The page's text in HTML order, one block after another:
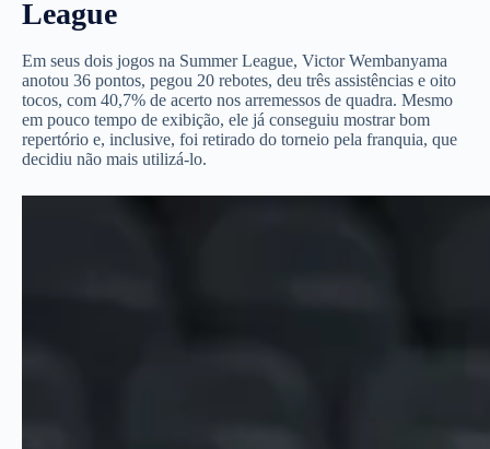
League
Em seus dois jogos na Summer League, Victor Wembanyama
anotou 36 pontos, pegou 20 rebotes, deu três assistências e oito
tocos, com 40,7% de acerto nos arremessos de quadra. Mesmo
em pouco tempo de exibição, ele já conseguiu mostrar bom
repertório e, inclusive, foi retirado do torneio pela franquia, que
decidiu não mais utilizá-lo.